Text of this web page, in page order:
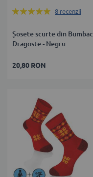
Rating:
8 recenzii
Șosete scurte din Bumbac
Dragoste - Negru
20,80 RON